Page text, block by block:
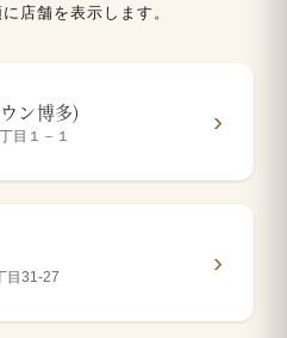
店舗を表示します。
ン博多)
目１－１
目31-27